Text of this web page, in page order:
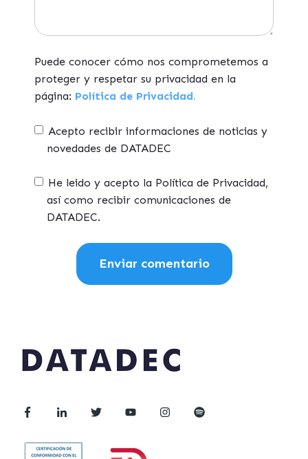
Puede conocer cómo nos comprometemos a
proteger y respetar su privacidad en la
página: Política de Privacidad.
Acepto recibir informaciones de noticias y
novedades de DATADEC
He leido y acepto la Política de Privacidad,
así como recibir comunicaciones de
DATADEC.